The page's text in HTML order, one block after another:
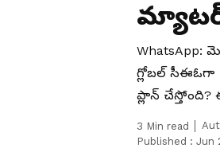
WhatsApp:
గ్లోబల్ సీఈఓగా
ప్లాన్
3 Min read
Published : Jun